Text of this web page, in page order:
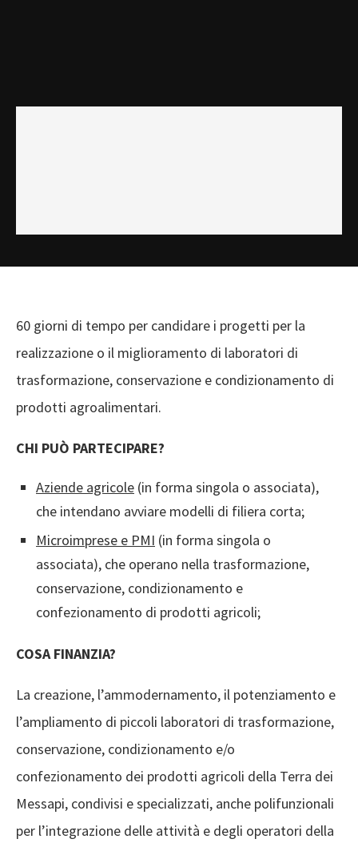
60 giorni di tempo per candidare i progetti per la
realizzazione o il miglioramento di laboratori di
trasformazione, conservazione e condizionamento di
prodotti agroalimentari.
CHI PUÒ PARTECIPARE?
Aziende agricole (in forma singola o associata),
che intendano avviare modelli di filiera corta;
Microimprese e PMI (in forma singola o
associata), che operano nella trasformazione,
conservazione, condizionamento e
confezionamento di prodotti agricoli;
COSA FINANZIA?
La creazione, l’ammodernamento, il potenziamento e
l’ampliamento di piccoli laboratori di trasformazione,
conservazione, condizionamento e/o
confezionamento dei prodotti agricoli della Terra dei
Messapi, condivisi e specializzati, anche polifunzionali
per l’integrazione delle attività e degli operatori della